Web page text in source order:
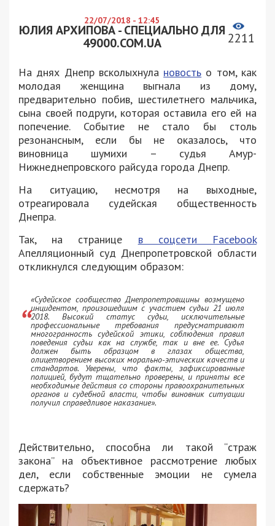
22/07/2018 - 12:45
ЮЛИЯ АРХИПОВА - СПЕЦИАЛЬНО ДЛЯ
49000.COM.UA
2211
На днях Днепр всколыхнула новость о том, как
молодая женщина выгнала из дому,
предварительно побив, шестилетнего мальчика,
сына своей подруги, которая оставила его ей на
попечение. Событие не стало бы столь
резонансным, если бы не оказалось, что
виновница шумихи – судья Амур-
Нижнеднепровского райсуда города Днепр.
На ситуацию, несмотря на выходные,
отреагировала судейская общественность
Днепра.
Так, на странице в соцсети Facebook
Апелляционный суд Днепропетровской области
откликнулся следующим образом:
«Судейское сообщество Днепропетровщины возмущено
инцидентом, произошедшим с участием судьи 21 июля
2018. Высокий статус судьи, исключительные
профессиональные требования предусматривают
многогранность судейской этики, соблюдения правил
поведения судьи как на службе, так и вне ее. Судья
должен быть образцом в глазах общества,
олицетворением высоких морально-этических качеств и
стандартов. Уверены, что факты, зафиксированные
полицией, будут тщательно проверены, и приняты все
необходимые действия со стороны правоохранительных
органов и судебной власти, чтобы виновник ситуации
получил справедливое наказание».
Действительно, способна ли такой “страж
закона” на объективное рассмотрение любых
дел, если собственные эмоции не сумела
сдержать?